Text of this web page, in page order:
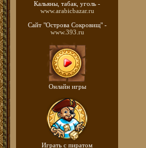
Кальяны, табак, уголь -
www.arabicbazar.ru
Сайт "Острова Сокровищ" -
www.393.ru
Онлайн игры
Играть с пиратом